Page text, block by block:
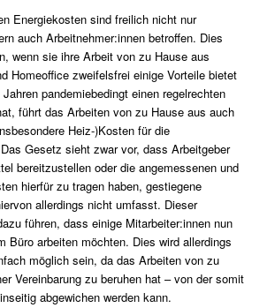
Energiekosten sind freilich nicht nur
auch Arbeitnehmer:innen betroffen. Dies
wenn sie ihre Arbeit von zu Hause aus
Homeoffice zweifelsfrei einige Vorteile bietet
pandemiebedingt einen regelrechten
führt das Arbeiten von zu Hause aus auch
Heiz-)Kosten für die
Gesetz sieht zwar vor, dass Arbeitgeber
bereitzustellen oder die angemessenen und
hierfür zu tragen haben, gestiegene
allerdings nicht umfasst. Dieser
führen, dass einige Mitarbeiter:innen nun
Büro arbeiten möchten. Dies wird allerdings
möglich sein, da das Arbeiten von zu
Vereinbarung zu beruhen hat – von der somit
abgewichen werden kann.